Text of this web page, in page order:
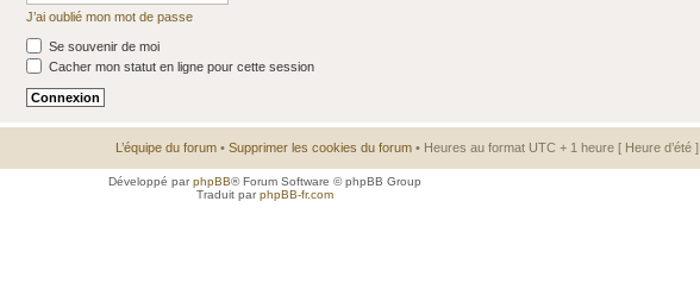
J’ai oublié mon mot de passe
Se souvenir de moi
Cacher mon statut en ligne pour cette session
L’équipe du forum • Supprimer les cookies du forum • Heures au format UTC + 1 heure [ Heure d’été ]
Développé parphpBB® Forum Software © phpBB Group
Traduit parphpBB-fr.com